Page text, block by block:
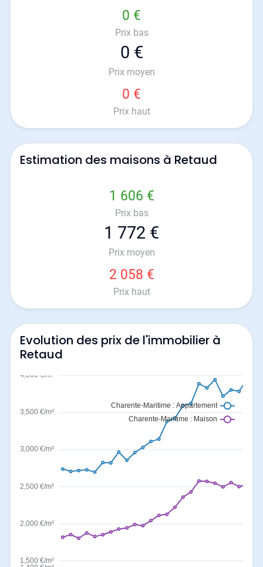
0 €
Prix bas
0 €
Prix moyen
0 €
Prix haut
Estimation des maisons à Retaud
1 606 €
Prix bas
1 772 €
Prix moyen
2 058 €
Prix haut
Evolution des prix de l'immobilier à
Retaud